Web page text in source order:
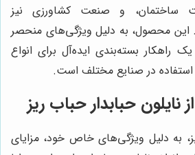
ساختمان، و صنعت کشاورزی نیز
این محصول، به دلیل ویژگی‌های منحصر
راهکار بسته‌بندی ایده‌آل برای انواع
در صنایع مختلف است.
نایلون حبابدار حباب ریز
به دلیل ویژگی‌های خاص خود، مزایای